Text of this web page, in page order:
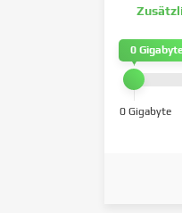
0 Gigabyte
0 Gigabyte